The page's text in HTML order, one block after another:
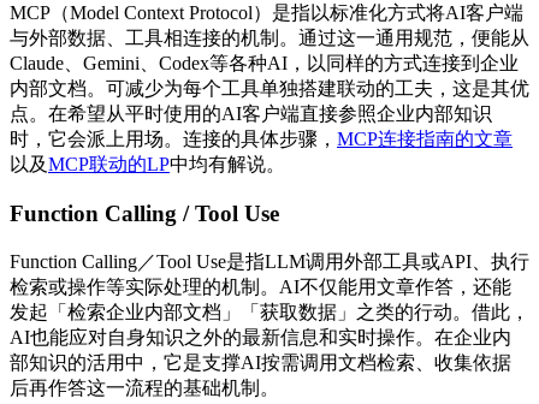
MCP（Model Context Protocol）是指以标准化方式将AI客户端
与外部数据、工具相连接的机制。通过这一通用规范，便能从
Claude、Gemini、Codex等各种AI，以同样的方式连接到企业
内部文档。可减少为每个工具单独搭建联动的工夫，这是其优
点。在希望从平时使用的AI客户端直接参照企业内部知识
时，它会派上用场。连接的具体步骤， MCP连接指南的文章
以及MCP联动的LP中均有解说。
Function Calling / Tool Use
Function Calling／Tool Use是指LLM调用外部工具或API、执行
检索或操作等实际处理的机制。AI不仅能用文章作答，还能
发起「检索企业内部文档」「获取数据」之类的行动。借此，
AI也能应对自身知识之外的最新信息和实时操作。在企业内
部知识的活用中，它是支撑AI按需调用文档检索、收集依据
后再作答这一流程的基础机制。